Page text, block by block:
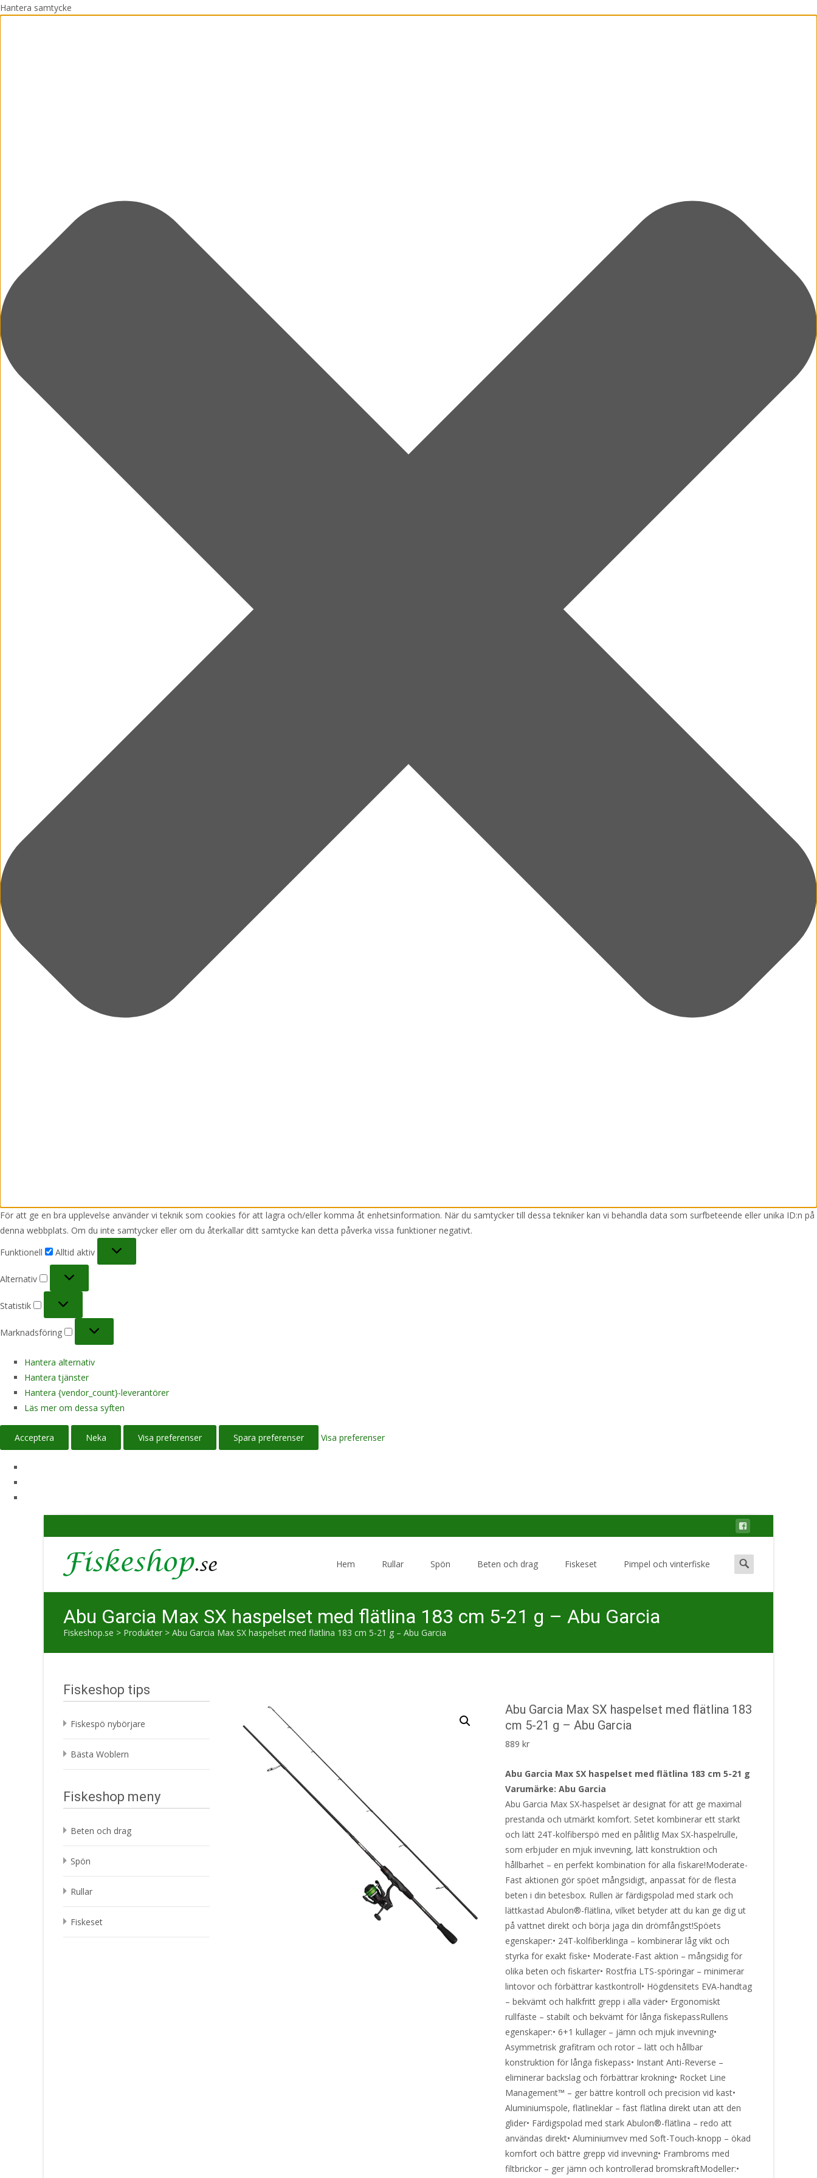
Hantera samtycke
För att ge en bra upplevelse använder vi teknik som cookies för att lagra och/eller komma åt enhetsinformation. När du samtycker till dessa tekniker kan vi behandla data som surfbeteende eller unika ID:n på
denna webbplats. Om du inte samtycker eller om du återkallar ditt samtycke kan detta påverka vissa funktioner negativt.
Funktionell
Alltid aktiv
Alternativ
Statistik
Marknadsföring
Hantera alternativ
Hantera tjänster
Hantera {vendor_count}-leverantörer
Läs mer om dessa syften
Acceptera Neka Visa preferenser Spara preferenser Visa preferenser
Hem Rullar Spön Beten och drag Fiskeset Pimpel och vinterfiske
Search
for:
Abu Garcia Max SX haspelset med flätlina 183 cm 5-21 g – Abu Garcia
Fiskeshop.se > Produkter > Abu Garcia Max SX haspelset med flätlina 183 cm 5-21 g – Abu Garcia
Abu Garcia Max SX haspelset med flätlina 183
cm 5-21 g – Abu Garcia
889kr
Abu Garcia Max SX haspelset med flätlina 183 cm 5-21 g
Varumärke: Abu Garcia
Abu Garcia Max SX-haspelset är designat för att ge maximal
prestanda och utmärkt komfort. Setet kombinerar ett starkt
och lätt 24T-kolfiberspö med en pålitlig Max SX-haspelrulle,
som erbjuder en mjuk invevning, lätt konstruktion och
hållbarhet – en perfekt kombination för alla fiskare!Moderate-
Fast aktionen gör spöet mångsidigt, anpassat för de flesta
beten i din betesbox. Rullen är färdigspolad med stark och
lättkastad Abulon®-flätlina, vilket betyder att du kan ge dig ut
på vattnet direkt och börja jaga din drömfångst!Spöets
egenskaper:• 24T-kolfiberklinga – kombinerar låg vikt och
styrka för exakt fiske• Moderate-Fast aktion – mångsidig för
olika beten och fiskarter• Rostfria LTS-spöringar – minimerar
lintovor och förbättrar kastkontroll• Högdensitets EVA-handtag
– bekvämt och halkfritt grepp i alla väder• Ergonomiskt
rullfäste – stabilt och bekvämt för långa fiskepassRullens
egenskaper:• 6+1 kullager – jämn och mjuk invevning•
Asymmetrisk grafitram och rotor – lätt och hållbar
konstruktion för långa fiskepass• Instant Anti-Reverse –
eliminerar backslag och förbättrar krokning• Rocket Line
Management™ – ger bättre kontroll och precision vid kast•
Aluminiumspole, flätlineklar – fäst flätlina direkt utan att den
glider• Färdigspolad med stark Abulon®-flätlina – redo att
användas direkt• Aluminiumvev med Soft-Touch-knopp – ökad
komfort och bättre grepp vid invevning• Frambroms med
filtbrickor – ger jämn och kontrollerad bromskraftModeller:•
Fiskeshop tips
Fiskespö nybörjare
Bästa Woblern
Fiskeshop meny
Beten och drag
Spön
Rullar
Fiskeset